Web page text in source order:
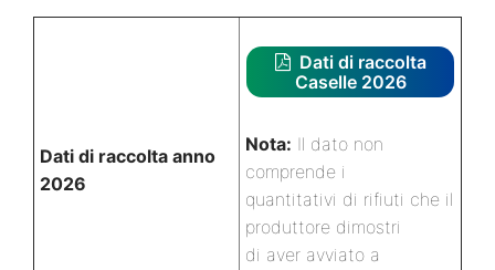
Dati di raccolta anno
2026
Dati di raccolta
Caselle 2026
Nota: Il dato non
comprende i
quantitativi di rifiuti che il
produttore dimostri
di aver avviato a